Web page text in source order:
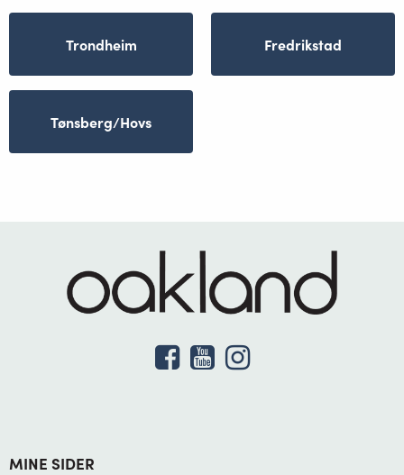
Trondheim Fredrikstad
Tønsberg/Hovs
MINE SIDER